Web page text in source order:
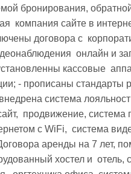
бронирования,
компания сайте в
договора с
онлайн и
кассовые
- прописаны
система
продвижение,
с WiFi,  система
аренды на 7 лет,
хостел и  отель,